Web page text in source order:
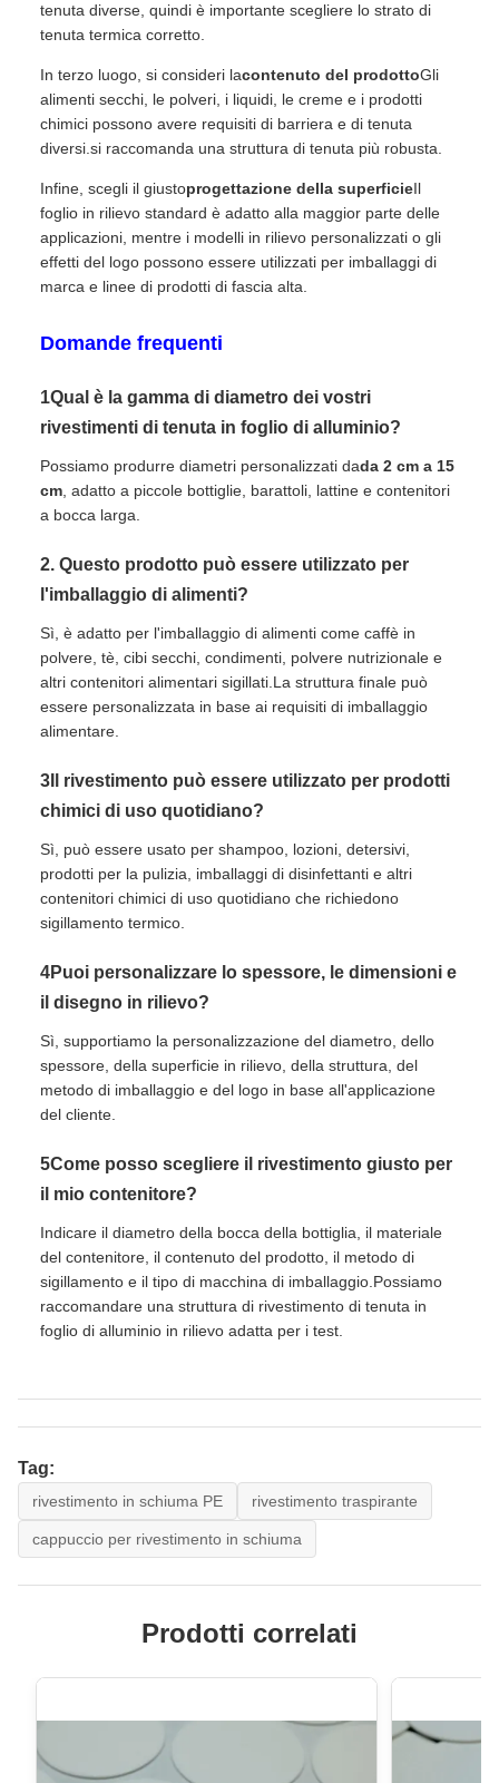
tenuta diverse, quindi è importante scegliere lo strato di
tenuta termica corretto.
In terzo luogo, si consideri lacontenuto del prodottoGli
alimenti secchi, le polveri, i liquidi, le creme e i prodotti
chimici possono avere requisiti di barriera e di tenuta
diversi.si raccomanda una struttura di tenuta più robusta.
Infine, scegli il giustoprogettazione della superficieIl
foglio in rilievo standard è adatto alla maggior parte delle
applicazioni, mentre i modelli in rilievo personalizzati o gli
effetti del logo possono essere utilizzati per imballaggi di
marca e linee di prodotti di fascia alta.
Domande frequenti
1Qual è la gamma di diametro dei vostri
rivestimenti di tenuta in foglio di alluminio?
Possiamo produrre diametri personalizzati dada 2 cm a 15
cm, adatto a piccole bottiglie, barattoli, lattine e contenitori
a bocca larga.
2. Questo prodotto può essere utilizzato per
l'imballaggio di alimenti?
Sì, è adatto per l'imballaggio di alimenti come caffè in
polvere, tè, cibi secchi, condimenti, polvere nutrizionale e
altri contenitori alimentari sigillati.La struttura finale può
essere personalizzata in base ai requisiti di imballaggio
alimentare.
3Il rivestimento può essere utilizzato per prodotti
chimici di uso quotidiano?
Sì, può essere usato per shampoo, lozioni, detersivi,
prodotti per la pulizia, imballaggi di disinfettanti e altri
contenitori chimici di uso quotidiano che richiedono
sigillamento termico.
4Puoi personalizzare lo spessore, le dimensioni e
il disegno in rilievo?
Sì, supportiamo la personalizzazione del diametro, dello
spessore, della superficie in rilievo, della struttura, del
metodo di imballaggio e del logo in base all'applicazione
del cliente.
5Come posso scegliere il rivestimento giusto per
il mio contenitore?
Indicare il diametro della bocca della bottiglia, il materiale
del contenitore, il contenuto del prodotto, il metodo di
sigillamento e il tipo di macchina di imballaggio.Possiamo
raccomandare una struttura di rivestimento di tenuta in
foglio di alluminio in rilievo adatta per i test.
Tag:
rivestimento in schiuma PE rivestimento traspirante
cappuccio per rivestimento in schiuma
Prodotti correlati